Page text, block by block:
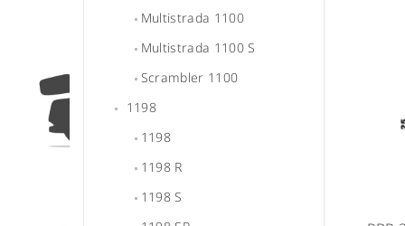
Multistrada 1100
Multistrada 1100 S
Scrambler 1100
1198
1198
1198 R
1198 S